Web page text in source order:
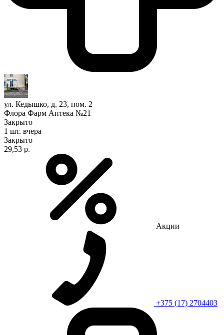
ул. Кедышко, д. 23, пом. 2
Флора Фарм Аптека №21
Закрыто
1 шт. вчера
Закрыто
29,53 р.
Акции
+375 (17) 2704403